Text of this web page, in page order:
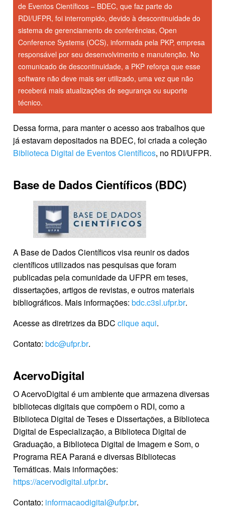
de Eventos Científicos – BDEC, que faz parte do
RDI/UFPR, foi interrompido, devido à descontinuidade do
sistema de gerenciamento de conferências, Open
Conference Systems (OCS), informada pela PKP, empresa
responsável por seu desenvolvimento e manutenção. No
comunicado de descontinuidade, a PKP reforça que esse
software não deve mais ser utilizado, uma vez que não
receberá mais atualizações de segurança ou suporte
técnico.
Dessa forma, para manter o acesso aos trabalhos que
já estavam depositados na BDEC, foi criada a coleção
Biblioteca Digital de Eventos Científicos, no RDI/UFPR.
Base de Dados Científicos (BDC)
A Base de Dados Científicos visa reunir os dados
científicos utilizados nas pesquisas que foram
publicadas pela comunidade da UFPR em teses,
dissertações, artigos de revistas, e outros materiais
bibliográficos. Mais informações: bdc.c3sl.ufpr.br.
Acesse as diretrizes da BDC clique aqui.
Contato: bdc@ufpr.br.
AcervoDigital
O AcervoDigital é um ambiente que armazena diversas
bibliotecas digitais que compõem o RDI, como a
Biblioteca Digital de Teses e Dissertações, a Biblioteca
Digital de Especialização, a Biblioteca Digital de
Graduação, a Biblioteca Digital de Imagem e Som, o
Programa REA Paraná e diversas Bibliotecas
Temáticas. Mais informações:
https://acervodigital.ufpr.br.
Contato: informacaodigital@ufpr.br.